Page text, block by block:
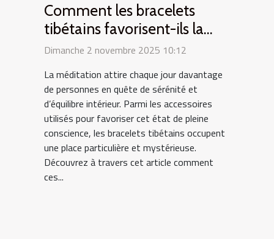
Comment les bracelets
tibétains favorisent-ils la
méditation ?
Dimanche 2 novembre 2025 10:12
La méditation attire chaque jour davantage
de personnes en quête de sérénité et
d’équilibre intérieur. Parmi les accessoires
utilisés pour favoriser cet état de pleine
conscience, les bracelets tibétains occupent
une place particulière et mystérieuse.
Découvrez à travers cet article comment
ces...